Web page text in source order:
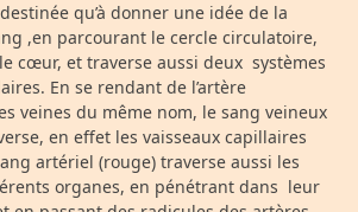
qu’à donner une idée de la
,en parcourant le cercle circulatoire,
cœur, et traverse aussi deux systèmes
En se rendant de l’artère
veines du même nom, le sang veineux
en effet les vaisseaux capillaires
artériel (rouge) traverse aussi les
organes, en pénétrant dans leur